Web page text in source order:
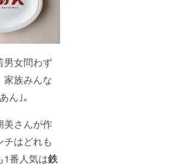
男女問わず
家族みんな
ん｣。
美さんが作
チはどれも
1番人気は鉄